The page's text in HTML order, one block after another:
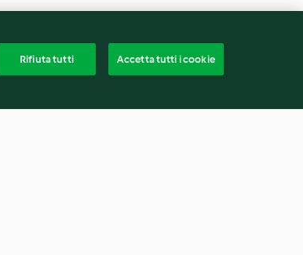
Rifiuta tutti Accetta tutti i cookie